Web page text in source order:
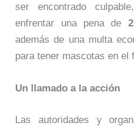
ser encontrado
enfrentar una pena de
además de una multa
para tener mascotas en el
Un llamado a la acción
Las autoridades y